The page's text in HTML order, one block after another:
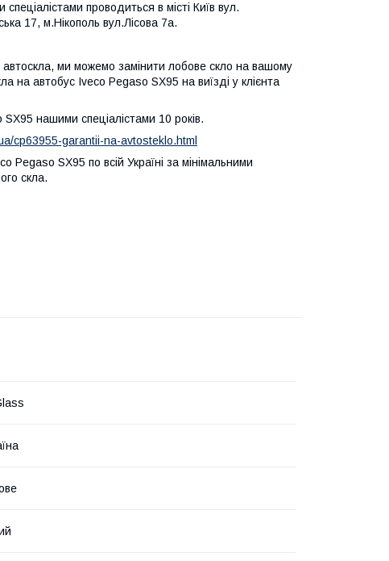
проводиться в місті Київ вул.
17, м.Нікополь вул.Лісова 7а.
автоскла, ми можемо замінити лобове скло на вашому
на автобус Iveco Pegaso SX95 на виїзді у клієнта
нашими спеціалістами 10 років.
cp63955-garantii-na-avtosteklo.html
SX95 по всій Україні за мінімальними
скла.